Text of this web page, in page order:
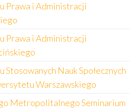
Prawa i Administracji
Prawa i Administracji
Stosowanych Nauk Społecznych
Warszawskiego
Metropolitalnego Seminarium